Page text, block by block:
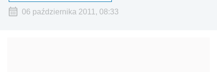
06 października 2011, 08:33